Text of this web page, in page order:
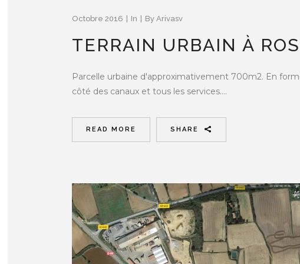
Octobre 2016 In By Arivasv
TERRAIN URBAIN À
Parcelle urbaine d'approximativement 700m2. En
côté des canaux et tous les services....
READ MORE SHARE